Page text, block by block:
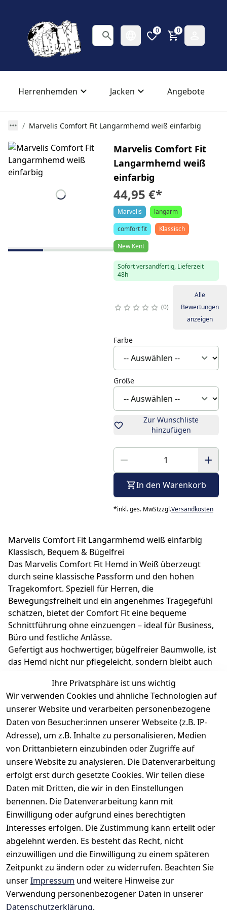
0 0
Herrenhemden Jacken Angebote
Marvelis Comfort Fit Langarmhemd weiß einfarbig
Marvelis Comfort Fit
Langarmhemd weiß
einfarbig
44,95 €*
Marvelis
langarm
comfort fit
Klassisch
New Kent
Sofort versandfertig, Lieferzeit
48h
0
Alle
Bewertungen
anzeigen
Farbe
Größe
Zur Wunschliste
hinzufügen
In den Warenkorb
*inkl. ges. MwStzzgl.Versandkosten
Marvelis Comfort Fit Langarmhemd weiß einfarbig
Klassisch, Bequem & Bügelfrei
Das Marvelis Comfort Fit Hemd in Weiß überzeugt
durch seine klassische Passform und den hohen
Tragekomfort. Speziell für Herren, die
Bewegungsfreiheit und ein angenehmes Tragegefühl
schätzen, bietet der Comfort Fit eine bequeme
Schnittführung ohne einzuengen – ideal für Business,
Büro und festliche Anlässe.
Gefertigt aus hochwertiger, bügelfreier Baumwolle, ist
das Hemd nicht nur pflegeleicht, sondern bleibt auch
elegante New Kent-Kragen unterstreicht die klassische
Optik und macht das Hemd vielseitig kombinierbar –
mit oder ohne Krawatte.
Ihre Privatsphäre ist uns wichtig
Wir verwenden Cookies und ähnliche Technologien auf
unserer Website und verarbeiten personenbezogene
Daten von Besucher:innen unserer Webseite (z.B. IP-
Adresse), um z.B. Inhalte zu personalisieren, Medien
von Drittanbietern einzubinden oder Zugriffe auf
unsere Website zu analysieren. Die Datenverarbeitung
erfolgt erst durch gesetzte Cookies. Wir teilen diese
Daten mit Dritten, die wir in den Einstellungen
benennen. Die Datenverarbeitung kann mit
Einwilligung oder aufgrund eines berechtigten
Interesses erfolgen. Die Zustimmung kann erteilt oder
abgelehnt werden. Es besteht das Recht, nicht
einzuwilligen und die Einwilligung zu einem späteren
Zeitpunkt zu ändern oder zu widerrufen. Beachten Sie
unserImpressum und weitere Hinweise zur
Verwendung personenbezogener Daten in unserer
Datenschutzerklärung.
Rechtliches
AGB
Impressum
Datenschutze
rklärung
Widerrufsrec
ht
Kontakt
Kontakt
Registrieren